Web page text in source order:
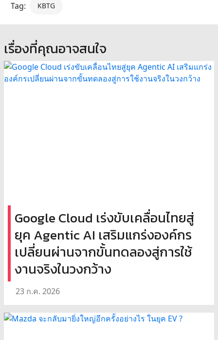
Tag: KBTG
เรื่องที่คุณอาจสนใจ
Google Cloud เร่งขับเคลื่อนไทยสู่
ยุค Agentic AI เสริมแกร่งองค์กร
เปลี่ยนผ่านจากขั้นทดลองสู่การใช้
งานจริงในวงกว้าง
23 ก.ค. 2026